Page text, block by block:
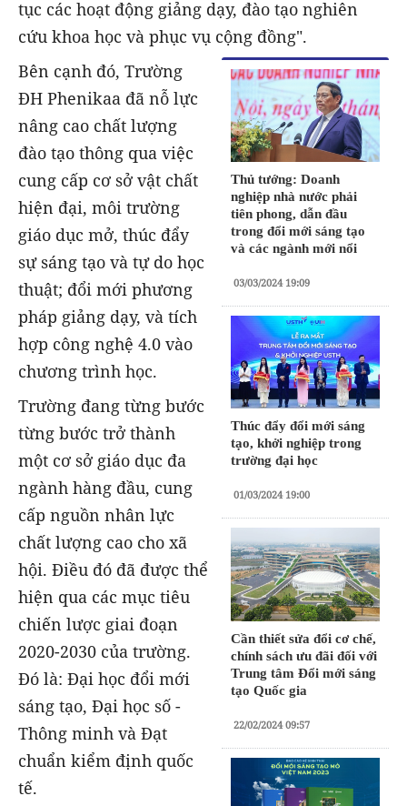
tục các hoạt động giảng dạy, đào tạo nghiên
cứu khoa học và phục vụ cộng đồng".
Thủ tướng: Doanh
nghiệp nhà nước phải
tiên phong, dẫn đầu
trong đổi mới sáng tạo
và các ngành mới nổi
03/03/2024 19:09
Thúc đẩy đổi mới sáng
tạo, khởi nghiệp trong
trường đại học
01/03/2024 19:00
Cần thiết sửa đổi cơ chế,
chính sách ưu đãi đối với
Trung tâm Đổi mới sáng
tạo Quốc gia
22/02/2024 09:57
Bên cạnh đó, Trường
ĐH Phenikaa đã nỗ lực
nâng cao chất lượng
đào tạo thông qua việc
cung cấp cơ sở vật chất
hiện đại, môi trường
giáo dục mở, thúc đẩy
sự sáng tạo và tự do học
thuật; đổi mới phương
pháp giảng dạy, và tích
hợp công nghệ 4.0 vào
chương trình học.
Trường đang từng bước
từng bước trở thành
một cơ sở giáo dục đa
ngành hàng đầu, cung
cấp nguồn nhân lực
chất lượng cao cho xã
hội. Điều đó đã được thể
hiện qua các mục tiêu
chiến lược giai đoạn
2020-2030 của trường.
Đó là: Đại học đổi mới
sáng tạo, Đại học số -
Thông minh và Đạt
chuẩn kiểm định quốc
tế.